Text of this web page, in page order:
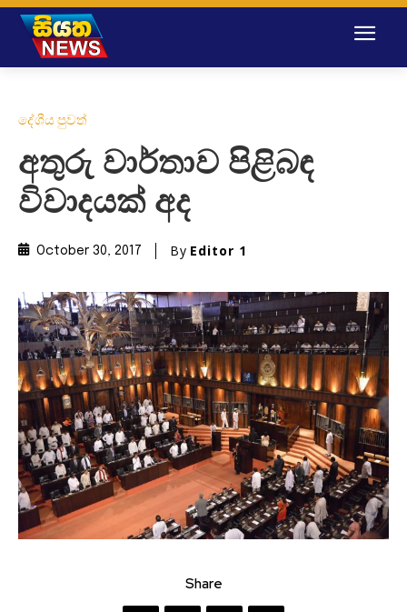
දේශීය පුවත්
අතුරු වාර්තාව පිළිබඳ
විවාදයක් අද
October 30, 2017 By Editor 1
Share